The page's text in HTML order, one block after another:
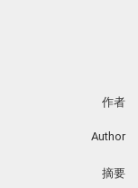
作者
Author
摘要